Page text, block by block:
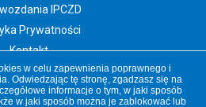
IPCZD
Prywatności
Kontakt
IPCZD
w celu zapewnienia poprawnego i
Odwiedzając tę stronę, zgadzasz się na
informacje o tym, w jaki sposób
w jaki sposób można je zablokować lub